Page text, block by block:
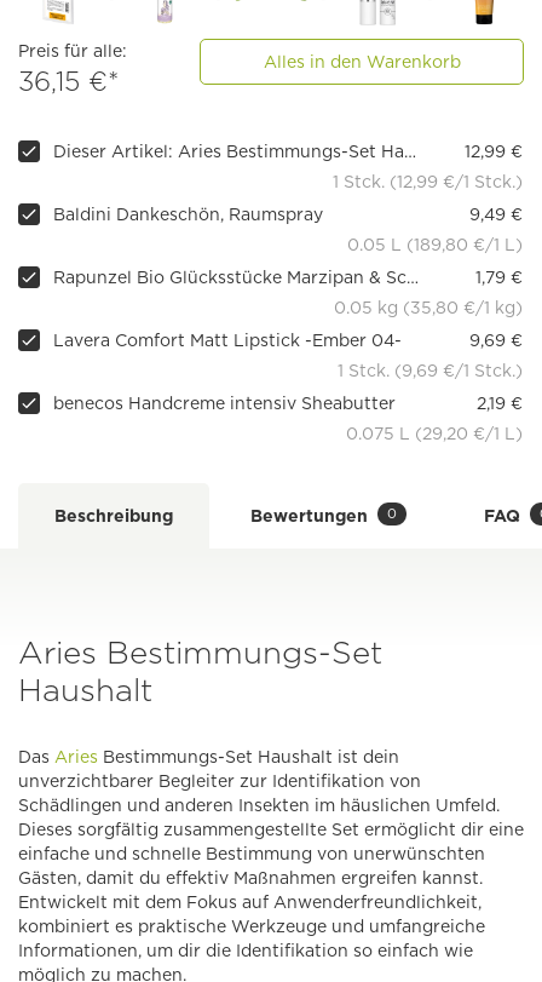
Preis für alle:
36,15 €*
Alles in den Warenkorb
Dieser Artikel: Aries Bestimmungs-Set Haushalt
12,99 €
1 Stck. (12,99 €/1 Stck.)
Baldini Dankeschön, Raumspray
9,49 €
0.05 L (189,80 €/1 L)
Rapunzel Bio Glücksstücke Marzipan & Schoko Zartbitter
1,79 €
0.05 kg (35,80 €/1 kg)
Lavera Comfort Matt Lipstick -Ember 04-
9,69 €
1 Stck. (9,69 €/1 Stck.)
benecos Handcreme intensiv Sheabutter
2,19 €
0.075 L (29,20 €/1 L)
Beschreibung Bewertungen 0 FAQ
Aries Bestimmungs-Set
Haushalt
Das Aries Bestimmungs-Set Haushalt ist dein
unverzichtbarer Begleiter zur Identifikation von
Schädlingen und anderen Insekten im häuslichen Umfeld.
Dieses sorgfältig zusammengestellte Set ermöglicht dir eine
einfache und schnelle Bestimmung von unerwünschten
Gästen, damit du effektiv Maßnahmen ergreifen kannst.
Entwickelt mit dem Fokus auf Anwenderfreundlichkeit,
kombiniert es praktische Werkzeuge und umfangreiche
Informationen, um dir die Identifikation so einfach wie
möglich zu machen.